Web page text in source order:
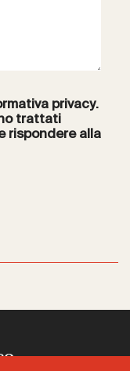
privacy.
trattati
rispondere alla